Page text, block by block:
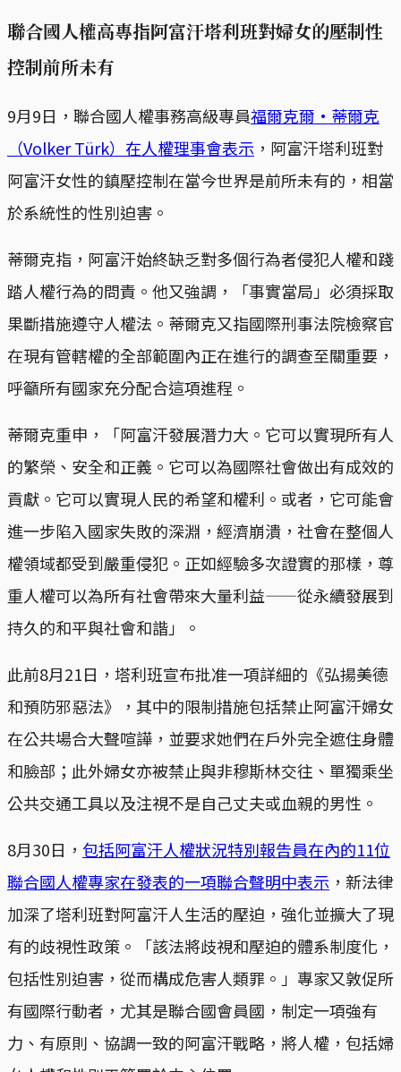
聯合國人權高專指阿富汗塔利班對婦女的壓制性
控制前所未有
9月9日，聯合國人權事務高級專員福爾克爾·蒂爾克
（Volker Türk）在人權理事會表示 ，阿富汗塔利班對
阿富汗女性的鎮壓控制在當今世界是前所未有的，相當
於系統性的性別迫害。
蒂爾克指，阿富汗始終缺乏對多個行為者侵犯人權和踐
踏人權行為的問責。他又強調，「事實當局」必須採取
果斷措施遵守人權法。蒂爾克又指國際刑事法院檢察官
在現有管轄權的全部範圍內正在進行的調查至關重要，
呼籲所有國家充分配合這項進程。
蒂爾克重申，「阿富汗發展潛力大。它可以實現所有人
的繁榮、安全和正義。它可以為國際社會做出有成效的
貢獻。它可以實現人民的希望和權利。或者，它可能會
進一步陷入國家失敗的深淵，經濟崩潰，社會在整個人
權領域都受到嚴重侵犯。正如經驗多次證實的那樣，尊
重人權可以為所有社會帶來大量利益——從永續發展到
持久的和平與社會和諧」。
此前8月21日，塔利班宣布批准一項詳細的《弘揚美德
和預防邪惡法》，其中的限制措施包括禁止阿富汗婦女
在公共場合大聲喧譁，並要求她們在戶外完全遮住身體
和臉部；此外婦女亦被禁止與非穆斯林交往、單獨乘坐
公共交通工具以及注視不是自己丈夫或血親的男性。
8月30日， 包括阿富汗人權狀況特別報告員在內的11位
聯合國人權專家在發表的一項聯合聲明中表示 ，新法律
加深了塔利班對阿富汗人生活的壓迫，強化並擴大了現
有的歧視性政策。「該法將歧視和壓迫的體系制度化，
包括性別迫害，從而構成危害人類罪。」專家又敦促所
有國際行動者，尤其是聯合國會員國，制定一項強有
力、有原則、協調一致的阿富汗戰略，將人權，包括婦